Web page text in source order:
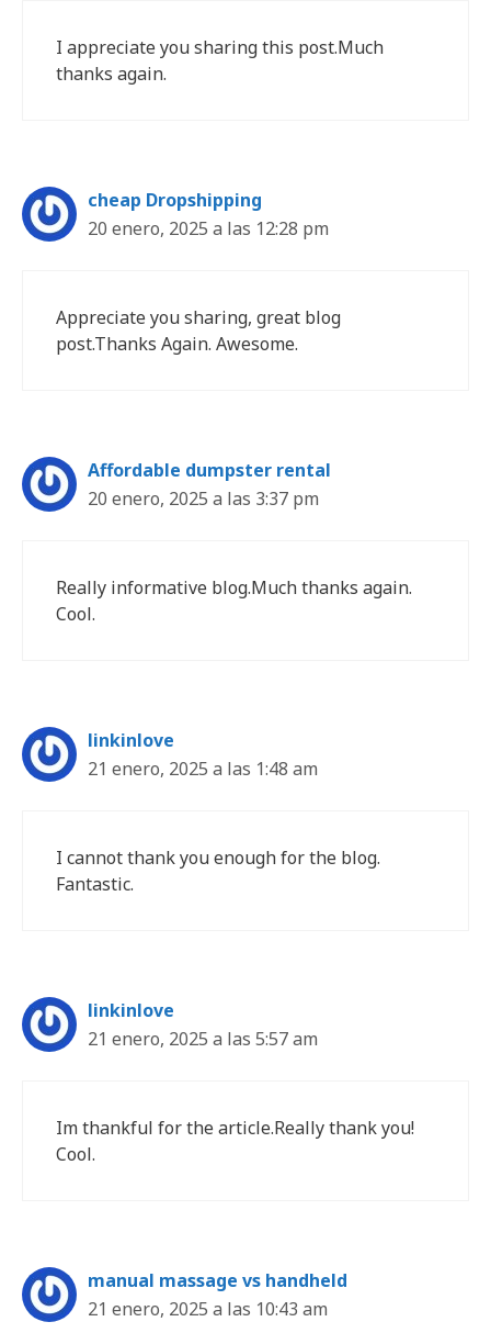
I appreciate you sharing this post.Much
thanks again.
cheap Dropshipping
20 enero, 2025 a las 12:28 pm
Appreciate you sharing, great blog
post.Thanks Again. Awesome.
Affordable dumpster rental
20 enero, 2025 a las 3:37 pm
Really informative blog.Much thanks again.
Cool.
linkinlove
21 enero, 2025 a las 1:48 am
I cannot thank you enough for the blog.
Fantastic.
linkinlove
21 enero, 2025 a las 5:57 am
Im thankful for the article.Really thank you!
Cool.
manual massage vs handheld
21 enero, 2025 a las 10:43 am